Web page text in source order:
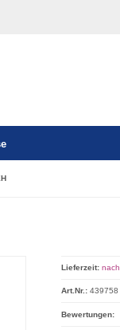
Lieferzeit:
Art.Nr.: 439758
Bewertungen: